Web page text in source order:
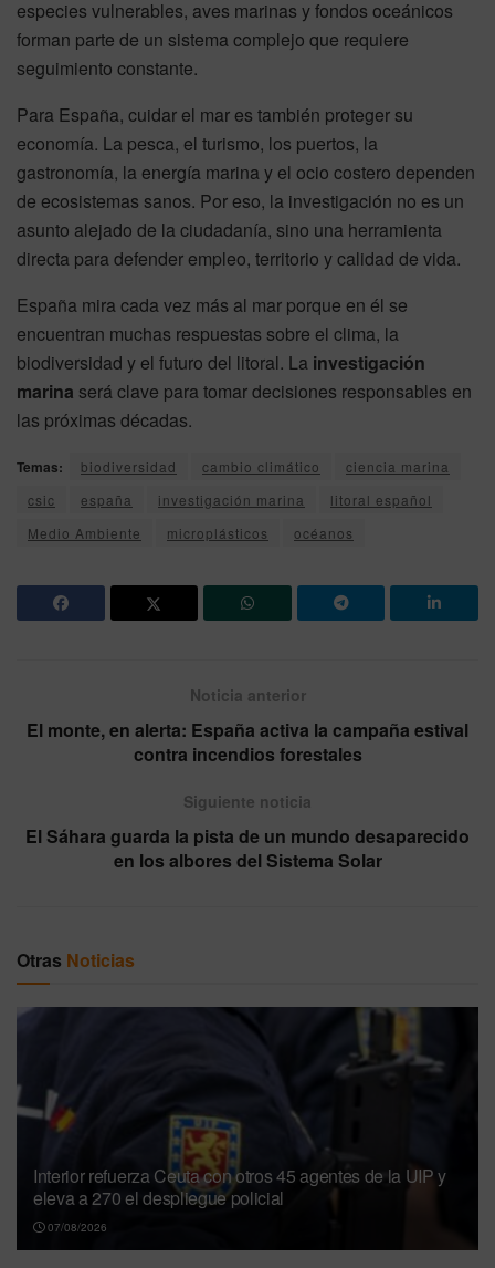
especies vulnerables, aves marinas y fondos oceánicos
forman parte de un sistema complejo que requiere
seguimiento constante.
Para España, cuidar el mar es también proteger su
economía. La pesca, el turismo, los puertos, la
gastronomía, la energía marina y el ocio costero dependen
de ecosistemas sanos. Por eso, la investigación no es un
asunto alejado de la ciudadanía, sino una herramienta
directa para defender empleo, territorio y calidad de vida.
España mira cada vez más al mar porque en él se
encuentran muchas respuestas sobre el clima, la
biodiversidad y el futuro del litoral. La investigación
marina será clave para tomar decisiones responsables en
las próximas décadas.
Temas: biodiversidad cambio climático
ciencia marina
csic
españa investigación marina
litoral español
Medio Ambiente
microplásticos océanos
Noticia anterior
El monte, en alerta: España activa la campaña estival
contra incendios forestales
Siguiente noticia
El Sáhara guarda la pista de un mundo desaparecido
en los albores del Sistema Solar
Otras Noticias
Interior refuerza Ceuta con otros 45 agentes de la UIP y
eleva a 270 el despliegue policial
07/08/2026